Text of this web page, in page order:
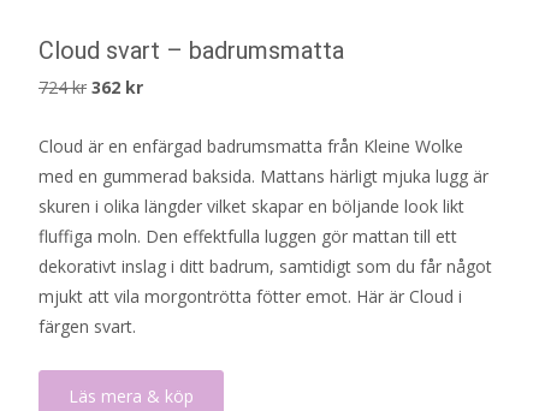
Cloud svart – badrumsmatta
724kr Det
priset
var:
724 kr.
362 krDet
priset
är:
362 kr.
Cloud är en enfärgad badrumsmatta från Kleine Wolke
med en gummerad baksida. Mattans härligt mjuka lugg är
skuren i olika längder vilket skapar en böljande look likt
fluffiga moln. Den effektfulla luggen gör mattan till ett
dekorativt inslag i ditt badrum, samtidigt som du får något
mjukt att vila morgontrötta fötter emot. Här är Cloud i
färgen svart.
Läs mera & köp